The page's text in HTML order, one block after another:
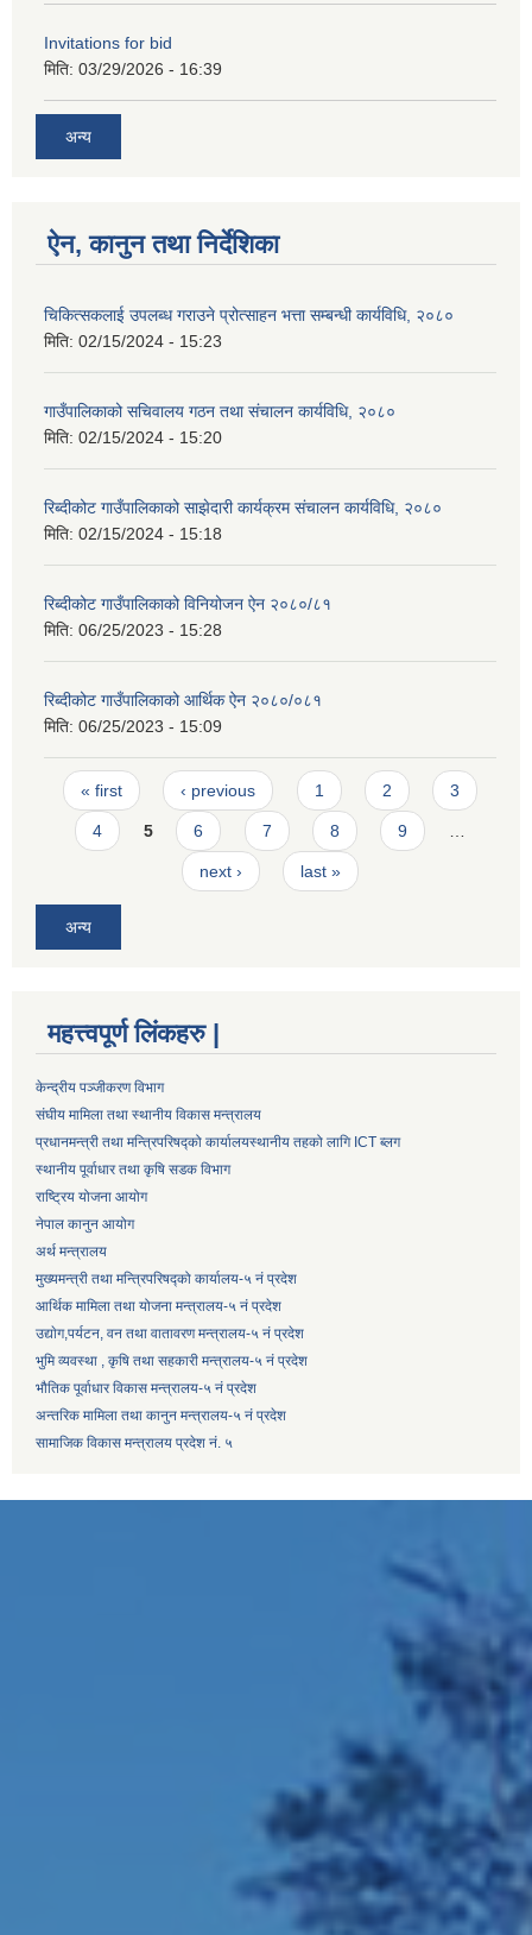
Invitations for bid
मिति: 03/29/2026 - 16:39
अन्य
ऐन, कानुन तथा निर्देशिका
चिकित्सकलाई उपलब्ध गराउने प्रोत्साहन भत्ता सम्बन्धी कार्यविधि, २०८०
मिति: 02/15/2024 - 15:23
गाउँपालिकाको सचिवालय गठन तथा संचालन कार्यविधि, २०८०
मिति: 02/15/2024 - 15:20
रिब्दीकोट गाउँपालिकाको साझेदारी कार्यक्रम संचालन कार्यविधि, २०८०
मिति: 02/15/2024 - 15:18
रिब्दीकोट गाउँपालिकाको विनियोजन ऐन २०८०/८१
मिति: 06/25/2023 - 15:28
रिब्दीकोट गाउँपालिकाको आर्थिक ऐन २०८०/०८१
मिति: 06/25/2023 - 15:09
Pages
« first ‹ previous 1 2 3
4 5 6 7 8 9 …
next › last »
अन्य
महत्त्वपूर्ण लिंकहरु |
केन्द्रीय पञ्जीकरण विभाग
संघीय मामिला तथा स्थानीय विकास मन्त्रालय
प्रधानमन्त्री तथा मन्त्रिपरिषद्को कार्यालयस्थानीय तहको लागि ICT ब्लग
स्थानीय पूर्वाधार तथा कृषि सडक विभाग
राष्ट्रिय योजना आयोग
नेपाल कानुन आयोग
अर्थ मन्त्रालय
मुख्यमन्त्री तथा मन्त्रिपरिषद्को कार्यालय-५ नं प्रदेश
आर्थिक मामिला तथा योजना मन्त्रालय-५ नं प्रदेश
उद्याेग,पर्यटन, वन तथा वातावरण मन्त्रालय-५ नं प्रदेश
भुमि व्यवस्था , कृषि तथा सहकारी मन्त्रालय-५ नं प्रदेश
भौतिक पूर्वाधार विकास मन्त्रालय-५ नं प्रदेश
अन्तरिक मामिला तथा कानुन मन्त्रालय-५ नं प्रदेश
सामाजिक विकास मन्त्रालय प्रदेश नं. ५